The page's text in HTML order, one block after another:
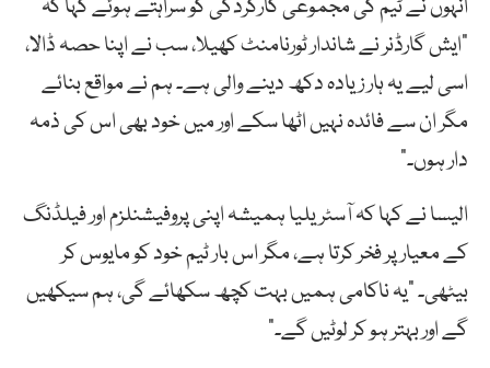
انہوں نے ٹیم کی مجموعی کارکردگی کو سراہتے ہوئے کہا کہ
“ایش گارڈنر نے شاندار ٹورنامنٹ کھیلا، سب نے اپنا حصہ ڈالا،
اسی لیے یہ ہار زیادہ دکھ دینے والی ہے۔ ہم نے مواقع بنائے
مگر ان سے فائدہ نہیں اٹھا سکے اور میں خود بھی اس کی ذمہ
دار ہوں۔”
الیسا نے کہا کہ آسٹریلیا ہمیشہ اپنی پروفیشنلزم اور فیلڈنگ
کے معیار پر فخر کرتا ہے، مگر اس بار ٹیم خود کو مایوس کر
بیٹھی۔ “یہ ناکامی ہمیں بہت کچھ سکھائے گی، ہم سیکھیں
گے اور بہتر ہو کر لوٹیں گے۔”